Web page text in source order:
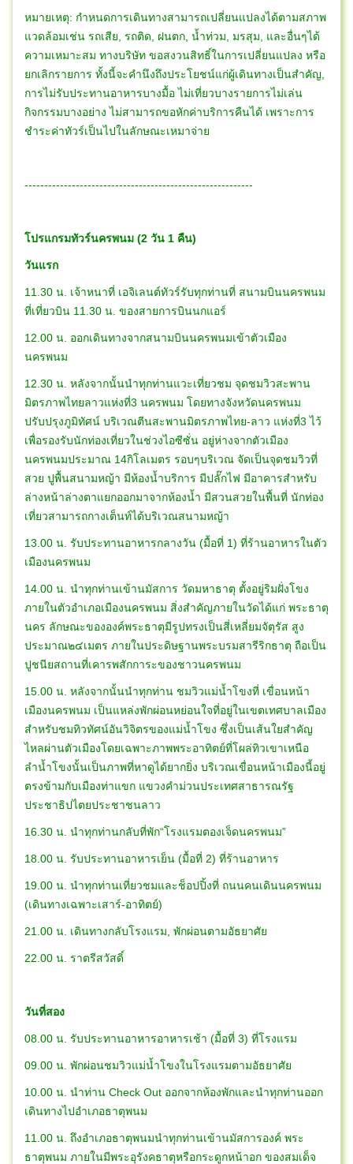
หมายเหตุ: กำหนดการเดินทางสามารถเปลี่ยนแปลงได้ตามสภาพ
แวดล้อมเช่น รถเสีย, รถติด, ฝนตก, น้ำท่วม, มรสุม, และอื่นๆได้
ความเหมาะสม ทางบริษัท ขอสงวนสิทธิ์ในการเปลี่ยนแปลง หรือ
ยกเลิกรายการ ทั้งนี้จะคำนึงถึงประโยชน์แก่ผู้เดินทางเป็นสำคัญ,
การไม่รับประทานอาหารบางมื้อ ไม่เที่ยวบางรายการไม่เล่น
กิจกรรมบางอย่าง ไม่สามารถขอหักค่าบริการคืนได้ เพราะการ
ชำระค่าทัวร์เป็นไปในลักษณะเหมาจ่าย
----------------------------------------------------------
โปรแกรมทัวร์นครพนม (2 วัน 1 คืน)
วันแรก
11.30 น. เจ้าหนาที่ เอจิเลนต์ทัวร์รับทุกท่านที่ สนามบินนครพนม
ที่เที่ยวบิน 11.30 น. ของสายการบินนกแอร์
12.00 น. ออกเดินทางจากสนามบินนครพนมเข้าตัวเมือง
นครพนม
12.30 น. หลังจากนั้นนำทุกท่านแวะเที่ยวชม จุดชมวิวสะพาน
มิตรภาพไทยลาวแห่งที่3 นครพนม โดยทางจังหวัดนครพนม
ปรับปรุงภูมิทัศน์ บริเวณตีนสะพานมิตรภาพไทย-ลาว แห่งที่3 ไว้
เพื่อรองรับนักท่องเที่ยวในช่วงไอซีซั่น อยู่ห่างจากตัวเมือง
นครพนมประมาณ 14กิโลเมตร รอบๆบริเวณ จัดเป็นจุดชมวิวที่
สวย ปูพื้นสนามหญ้า มีห้องน้ำบริการ มีปลั๊กไฟ มีอาคารสำหรับ
ล่างหน้าล่างตาแยกออกมาจากห้องน้ำ มีสวนสวยในพื้นที่ นักท่อง
เที่ยวสามารถกางเต็นท์ได้บริเวณสนามหญ้า
13.00 น. รับประทานอาหารกลางวัน (มื้อที่ 1) ที่ร้านอาหารในตัว
เมืองนครพนม
14.00 น. นำทุกท่านเข้านมัสการ วัดมหาธาตุ ตั้งอยู่ริมฝั่งโขง
ภายในตัวอำเภอเมืองนครพนม สิ่งสำคัญภายในวัดได้แก่ พระธาตุ
นคร ลักษณะขององค์พระธาตุมีรูปทรงเป็นสี่เหลี่ยมจัตุรัส สูง
ประมาณ๒๔เมตร ภายในประดิษฐานพระบรมสารีริกธาตุ ถือเป็น
ปูชนียสถานที่เคารพสักการะของชาวนครพนม
15.00 น. หลังจากนั้นนำทุกท่าน ชมวิวแม่น้ำโขงที่ เขื่อนหน้า
เมืองนครพนม เป็นแหล่งพักผ่อนหย่อนใจที่อยู่ในเขตเทศบาลเมือง
สำหรับชมทิวทัศน์อันวิจิตรของแม่น้ำโขง ซึ่งเป็นเส้นใยสำคัญ
ไหลผ่านตัวเมืองโดยเฉพาะภาพพระอาทิตย์ที่โผล่ทิวเขาเหนือ
ลำน้ำโขงนั้นเป็นภาพที่หาดูได้ยากยิ่ง บริเวณเขื่อนหน้าเมืองนี้อยู่
ตรงข้ามกับเมืองท่าแขก แขวงคำม่วนประเทศสาธารณรัฐ
ประชาธิปไตยประชาชนลาว
16.30 น. นำทุกท่านกลับที่พัก“โรงแรมตองเจ็ดนครพนม”
18.00 น. รับประทานอาหารเย็น (มื้อที่ 2) ที่ร้านอาหาร
19.00 น. นำทุกท่านเที่ยวชมและช็อปปิ้งที่ ถนนคนเดินนครพนม
(เดินทางเฉพาะเสาร์-อาทิตย์)
21.00 น. เดินทางกลับโรงแรม, พักผ่อนตามอัธยาศัย
22.00 น. ราตรีสวัสดิ์
วันที่สอง
08.00 น. รับประทานอาหารอาหารเช้า (มื้อที่ 3) ที่โรงแรม
09.00 น. พักผ่อนชมวิวแม่น้ำโขงในโรงแรมตามอัธยาศัย
10.00 น. นำท่าน Check Out ออกจากห้องพักและนำทุกท่านออก
เดินทางไปอำเภอธาตุพนม
11.00 น. ถึงอำเภอธาตุพนมนำทุกท่านเข้านมัสการองค์ พระ
ธาตุพนม ภายในมีพระอุรังคธาตุหรือกระดูกหน้าอก ของสมเด็จ